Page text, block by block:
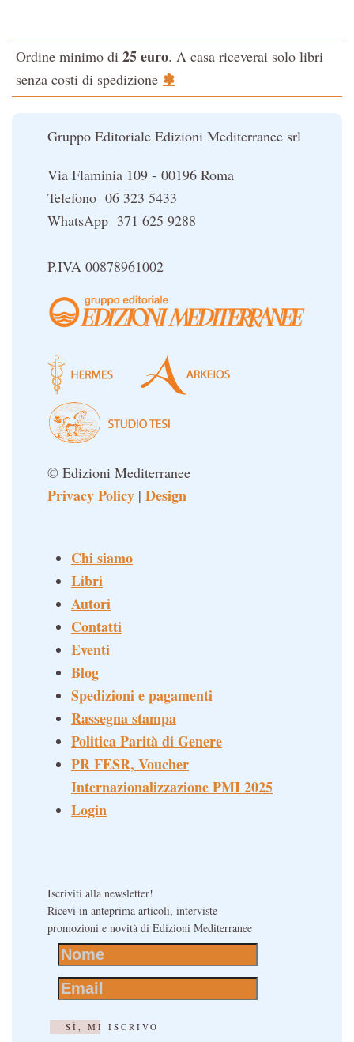
L'Opera Segreta
La Fonte del Benessere
Nonsoloscienza
Opere di Julius Evola
Simbolica Massonica
Un libro per Sempre
La Cabala
Il potere del serpente
Ordine minimo di 25 euro. A casa riceverai solo libri
senza costi di spedizione ✽
Gruppo Editoriale Edizioni Mediterranee srl
Via Flaminia 109 - 00196 Roma
Telefono 06 323 5433
WhatsApp 371 625 9288
P.IVA 00878961002
© Edizioni Mediterranee
Privacy Policy | Design
Chi siamo
Libri
Autori
Contatti
Eventi
Blog
Spedizioni e pagamenti
Rassegna stampa
Politica Parità di Genere
PR FESR, Voucher
Internazionalizzazione PMI 2025
Login
Iscriviti alla newsletter!
Ricevi in anteprima articoli, interviste
promozioni e novità di Edizioni Mediterranee
SÌ, MI ISCRIVO